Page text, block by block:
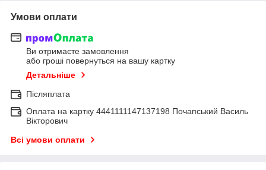
Умови оплати
Ви отримаєте замовлення
або гроші повернуться на вашу картку
Детальніше
Післяплата
Оплата на картку 4441111147137198 Почапський Василь
Вікторович
Всі умови оплати